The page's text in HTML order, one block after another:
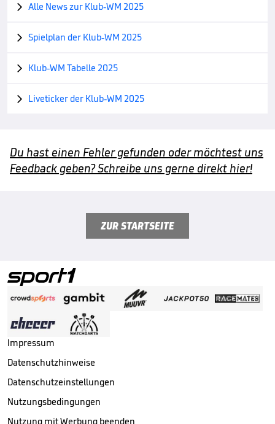
 Alle News zur Klub-WM 2025
 Spielplan der Klub-WM 2025
 Klub-WM Tabelle 2025
 Liveticker der Klub-WM 2025
Du hast einen Fehler gefunden oder möchtest uns
Feedback geben? Schreibe uns gerne direkt hier!
ZUR STARTSEITE
Impressum
Datenschutzhinweise
Datenschutzeinstellungen
Nutzungsbedingungen
Nutzung mit Werbung beenden